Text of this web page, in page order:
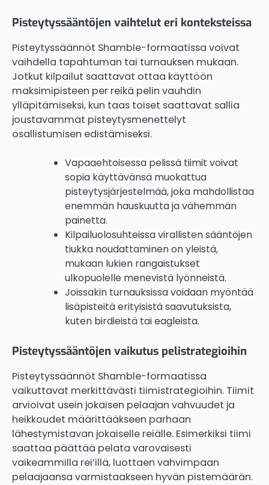
Pisteytyssääntöjen vaihtelut eri konteksteissa
Pisteytyssäännöt Shamble-formaatissa voivat
vaihdella tapahtuman tai turnauksen mukaan.
Jotkut kilpailut saattavat ottaa käyttöön
maksimipisteen per reikä pelin vauhdin
ylläpitämiseksi, kun taas toiset saattavat sallia
joustavammat pisteytysmenettelyt
osallistumisen edistämiseksi.
Vapaaehtoisessa pelissä tiimit voivat
sopia käyttävänsä muokattua
pisteytysjärjestelmää, joka mahdollistaa
enemmän hauskuutta ja vähemmän
painetta.
Kilpailuolosuhteissa virallisten sääntöjen
tiukka noudattaminen on yleistä,
mukaan lukien rangaistukset
ulkopuolelle menevistä lyönneistä.
Joissakin turnauksissa voidaan myöntää
lisäpisteitä erityisistä saavutuksista,
kuten birdieistä tai eagleista.
Pisteytyssääntöjen vaikutus pelistrategioihin
Pisteytyssäännöt Shamble-formaatissa
vaikuttavat merkittävästi tiimistrategioihin. Tiimit
arvioivat usein jokaisen pelaajan vahvuudet ja
heikkoudet määrittääkseen parhaan
lähestymistavan jokaiselle reiälle. Esimerkiksi tiimi
saattaa päättää pelata varovaisesti
vaikeammilla rei’illä, luottaen vahvimpaan
pelaajaansa varmistaakseen hyvän pistemäärän.